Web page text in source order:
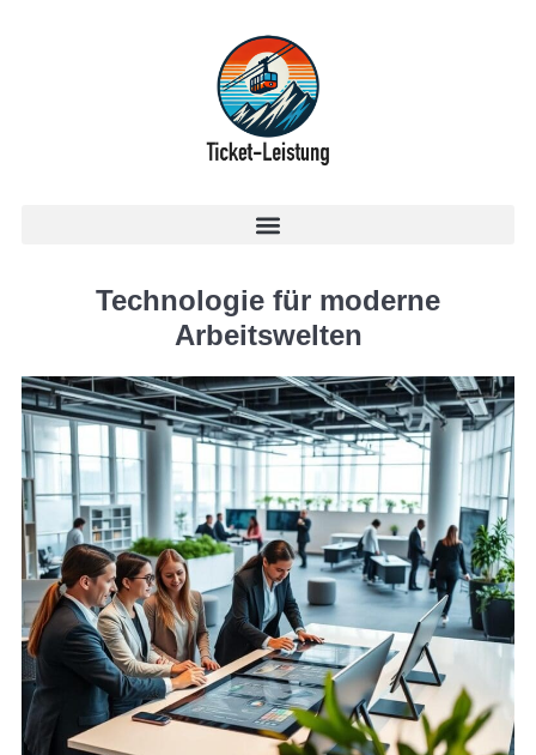
Technologie für moderne
Arbeitswelten